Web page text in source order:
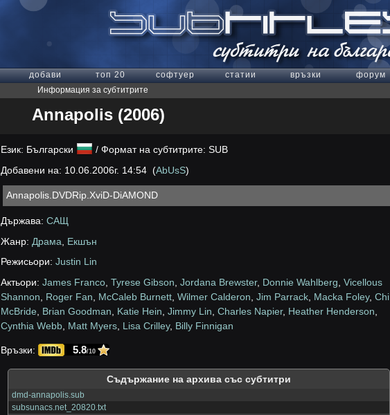
добави топ 20 софтуер статии връзки
форум
Информация за субтитрите
Annapolis (2006)
Език: Български
/ Формат на субтитрите: SUB
Добавени на: 10.06.2006г. 14:54 (AbUsS)
Annapolis.DVDRip.XviD-DiAMOND
Държава:САЩ
Жанр: Драма
Екшън
Режисьори:Justin Lin
Актьори:James Franco ,Tyrese Gibson ,Jordana Brewster, Donnie Wahlberg ,Vicellous
Shannon
Roger Fan McCaleb Burnett ,Wilmer Calderon ,Jim Parrack Macka Foley,Chi
McBride
Brian Goodman Katie Hein ,Jimmy Lin ,Charles Napier, Heather Henderson
Cynthia Webb Matt Myers Lisa Crilley, Billy Finnigan
Връзки: 5.8/10
Съдържание на архива със субтитри
dmd-annapolis.sub
subsunacs.net_20820.txt